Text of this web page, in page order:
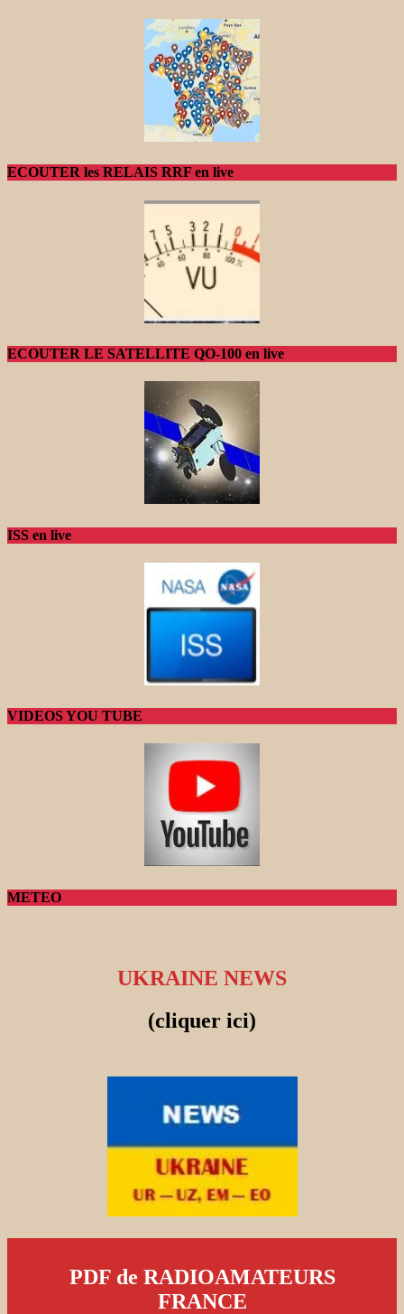
ECOUTER les RELAIS RRF en live
ECOUTER LE SATELLITE QO-100 en live
ISS en live
VIDEOS YOU TUBE
METEO
UKRAINE NEWS
(cliquer ici)
PDF de RADIOAMATEURS
FRANCE